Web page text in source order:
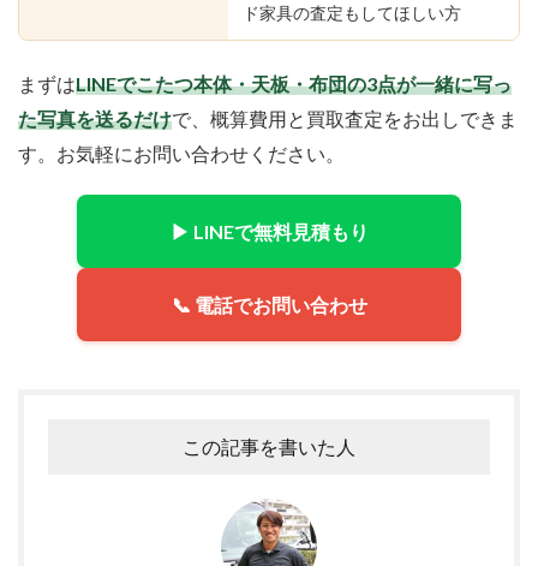
ド家具の査定もしてほしい方
まずはLINEでこたつ本体・天板・布団の3点が一緒に写っ
た写真を送るだけで、概算費用と買取査定をお出しできま
す。お気軽にお問い合わせください。
▶ LINEで無料見積もり
📞 電話でお問い合わせ
この記事を書いた人